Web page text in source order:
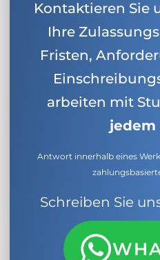
Kontaktieren Sie
Ihre
Fristen,
arbeiten mit
jedem
Antwort innerhalb eines
Schreiben Sie